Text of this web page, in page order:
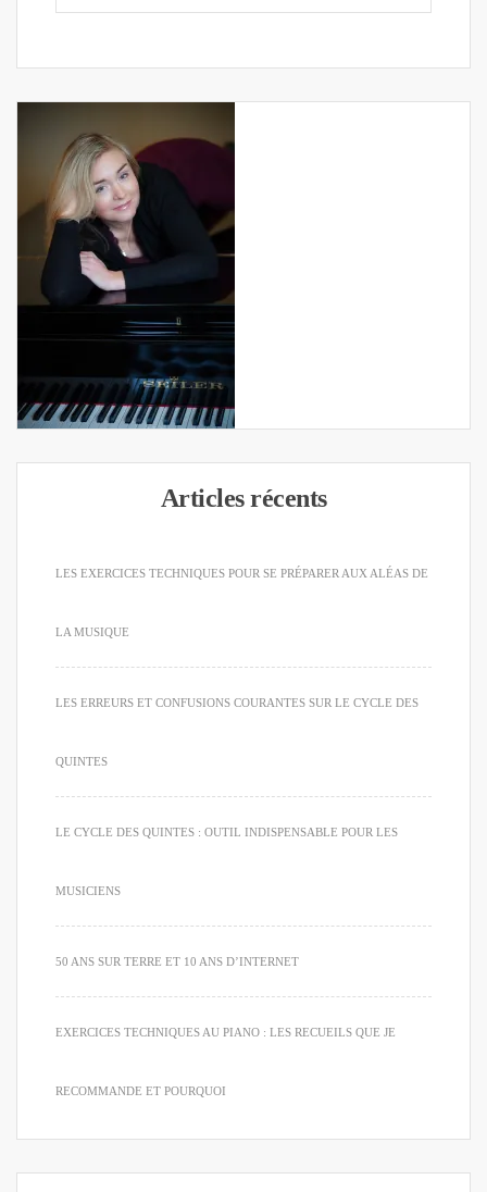
Articles récents
LES EXERCICES TECHNIQUES POUR SE PRÉPARER AUX ALÉAS DE
LA MUSIQUE
LES ERREURS ET CONFUSIONS COURANTES SUR LE CYCLE DES
QUINTES
LE CYCLE DES QUINTES : OUTIL INDISPENSABLE POUR LES
MUSICIENS
50 ANS SUR TERRE ET 10 ANS D’INTERNET
EXERCICES TECHNIQUES AU PIANO : LES RECUEILS QUE JE
RECOMMANDE ET POURQUOI